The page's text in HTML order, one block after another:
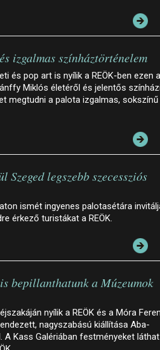
izgalmas színháztörténelem
és pop art is nyílik a REÖK-ben ezen a
Miklós életéről és jelentős
megtudni a palota izgalmas, sokszínű
legszebb szecessziós
ismét ingyenes palotasétára
érkező turistákat a REÖK.
bepillanthatunk a Múzeumok
nyílik a REÖK és a Móra
nagyszabású kiállítása Aba-
A Kass Galériában festményeket láthat